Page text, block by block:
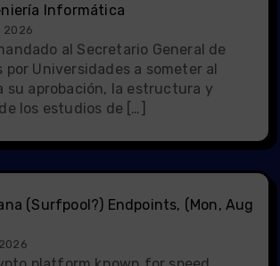
Informática
2026
al Secretario General de
por Universidades a someter al
su aprobación, la estructura y
los estudios de […]
(Surfpool?) Endpoints, (Mon, Aug